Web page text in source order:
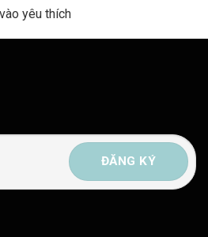
725.000 ₫
yêu thích